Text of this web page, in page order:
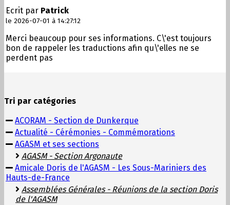
Ecrit par Patrick
le 2026-07-01 à 14:27:12
Merci beaucoup pour ses informations. C\'est toujours
bon de rappeler les traductions afin qu\'elles ne se
perdent pas
Tri par catégories
ACORAM - Section de Dunkerque
Actualité - Cérémonies - Commémorations
AGASM et ses sections
AGASM - Section Argonaute
Amicale Doris de l'AGASM - Les Sous-Mariniers des
Hauts-de-France
Assemblées Générales - Réunions de la section Doris
de l'AGASM